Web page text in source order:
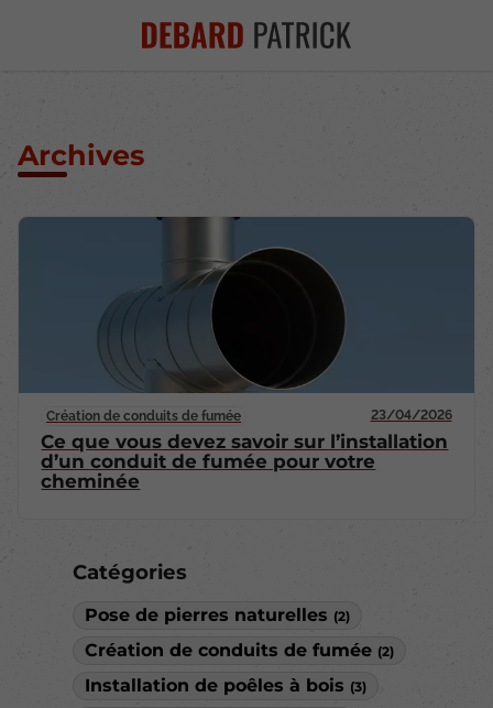
Catégories
Pose de pierres naturelles (2)
Création de conduits de fumée (2)
Installation de poêles à bois (3)
Archives
Création de conduits de fumée 23/04/2026
Ce que vous devez savoir sur l’installation
d’un conduit de fumée pour votre
cheminée